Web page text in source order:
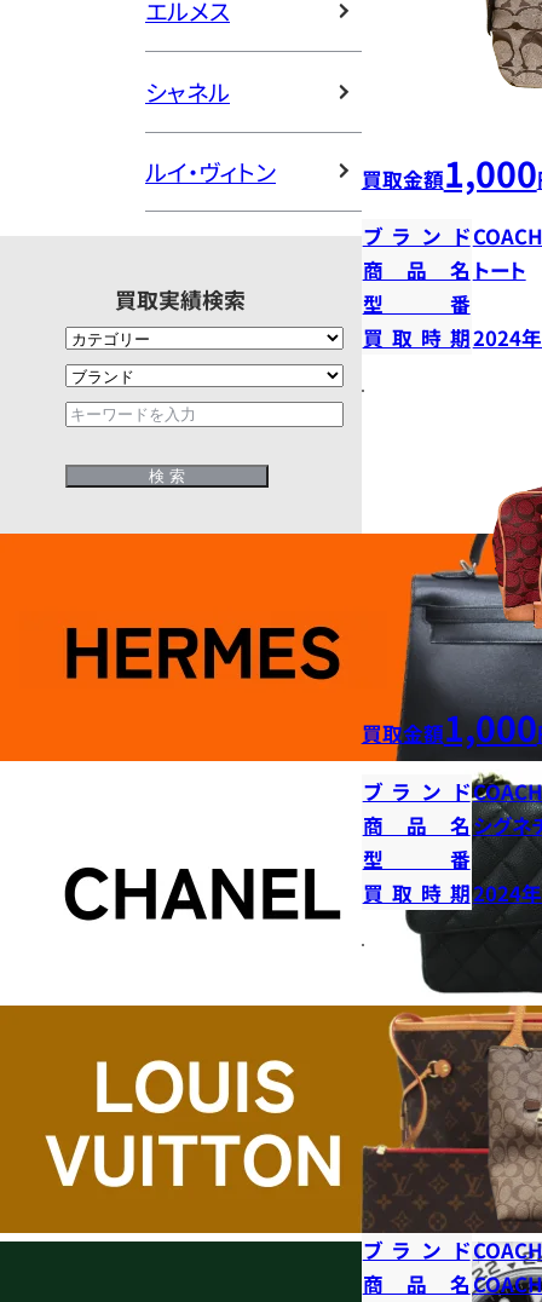
エルメス
シャネル
ルイ・ヴィトン
買取実績検索
買取金額1,000
ブランドCOACH
商品名 トート
型番
買取時期2024
買取金額1,000
ブランドCOACH
商品名 シグネ
型番
買取時期2024
ブランドCOACH
商品名